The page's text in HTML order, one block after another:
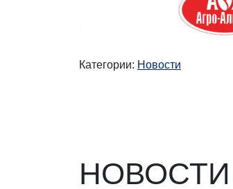
Категории: Новости
НОВОСТИ